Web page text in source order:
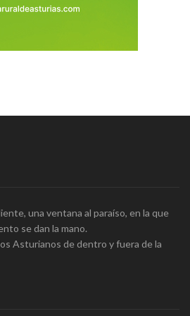
una ventana al paraíso, en la que
se dan la mano.
Asturianos de dentro y fuera de la